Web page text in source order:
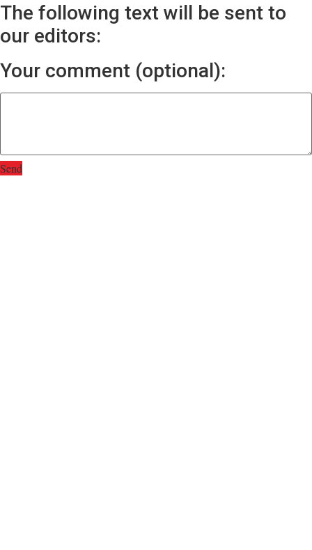
The following text will be sent to
our editors:
Your comment (optional):
Send